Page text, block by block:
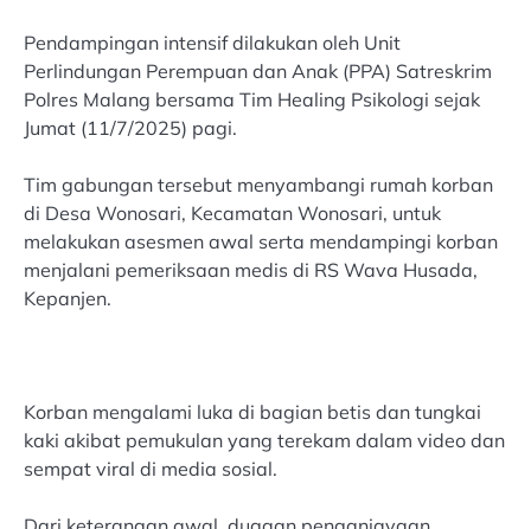
Pendampingan intensif dilakukan oleh Unit
Perlindungan Perempuan dan Anak (PPA) Satreskrim
Polres Malang bersama Tim Healing Psikologi sejak
Jumat (11/7/2025) pagi.
Tim gabungan tersebut menyambangi rumah korban
di Desa Wonosari, Kecamatan Wonosari, untuk
melakukan asesmen awal serta mendampingi korban
menjalani pemeriksaan medis di RS Wava Husada,
Kepanjen.
Korban mengalami luka di bagian betis dan tungkai
kaki akibat pemukulan yang terekam dalam video dan
sempat viral di media sosial.